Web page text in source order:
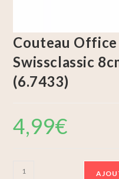
Couteau
Swissclassic
(6.7433)
4,99€